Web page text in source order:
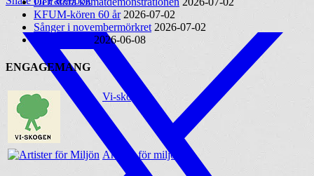
KFUM-kören 60 år 2026-07-02
Sånger i novembermörkret 2026-07-02
2026-06-08
ENGAGEMANG
Vi-skogen
Artister för miljön